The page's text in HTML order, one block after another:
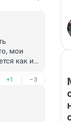
мои
как им
+1 –3